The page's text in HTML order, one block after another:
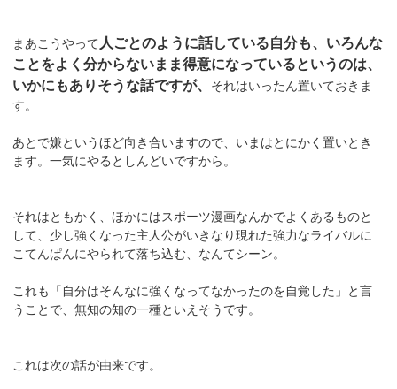
まあこうやって 人ごとのように話している自分も、いろんな
ことをよく分からないまま得意になっているというのは、
いかにもありそうな話ですが、 それはいったん置いておきま
す。
あとで嫌というほど向き合いますので、いまはとにかく置いとき
ます。一気にやるとしんどいですから。
それはともかく、ほかにはスポーツ漫画なんかでよくあるものと
して、少し強くなった主人公がいきなり現れた強力なライバルに
こてんぱんにやられて落ち込む、なんてシーン。
これも「自分はそんなに強くなってなかったのを自覚した」と言
うことで、無知の知の一種といえそうです。
これは次の話が由来です。